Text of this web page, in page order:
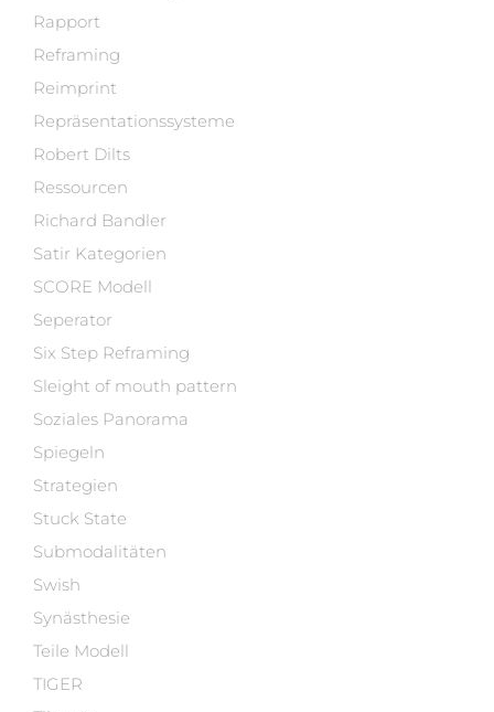
Rapport
Reframing
Reimprint
Repräsentationssysteme
Robert Dilts
Ressourcen
Richard Bandler
Satir Kategorien
SCORE Modell
Seperator
Six Step Reframing
Sleight of mouth pattern
Soziales Panorama
Spiegeln
Strategien
Stuck State
Submodalitäten
Swish
Synästhesie
Teile Modell
TIGER